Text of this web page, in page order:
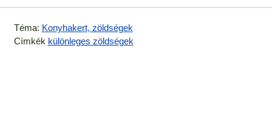
Téma: Konyhakert, zöldségek
Címkék különleges zöldségek